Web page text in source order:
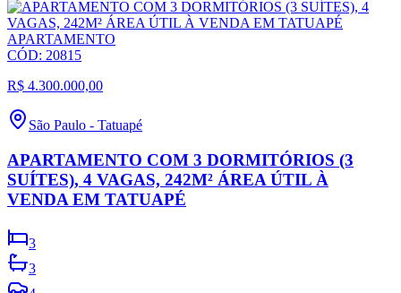
APARTAMENTO
CÓD: 20815
R$ 4.300.000,00
São Paulo - Tatuapé
APARTAMENTO COM 3 DORMITÓRIOS (3
SUÍTES), 4 VAGAS, 242M² ÁREA ÚTIL À
VENDA EM TATUAPÉ
3
3